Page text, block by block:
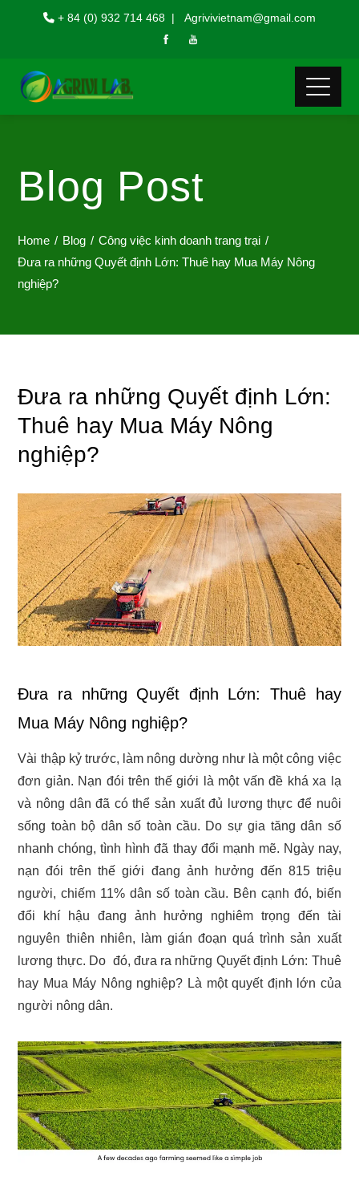
+ 84 (0) 932 714 468 | Agrivivietnam@gmail.com
Blog Post
Home Blog
Công việc kinh doanh trang trại
Đưa ra những Quyết định Lớn: Thuê hay Mua Máy Nông
nghiệp?
Đưa ra những Quyết định Lớn:
Thuê hay Mua Máy Nông
nghiệp?
Đưa ra những Quyết định Lớn: Thuê hay
Mua Máy Nông nghiệp?
Vài thập kỷ trước, làm nông dường như là một công việc
đơn giản. Nạn đói trên thế giới là một vấn đề khá xa lạ
và nông dân đã có thể sản xuất đủ lương thực để nuôi
sống toàn bộ dân số toàn cầu. Do sự gia tăng dân số
nhanh chóng, tình hình đã thay đổi mạnh mẽ. Ngày nay,
nạn đói trên thế giới đang ảnh hưởng đến 815 triệu
người, chiếm 11% dân số toàn cầu. Bên cạnh đó, biến
đổi khí hậu đang ảnh hưởng nghiêm trọng đến tài
nguyên thiên nhiên, làm gián đoạn quá trình sản xuất
lương thực. Do đó, đưa ra những Quyết định Lớn: Thuê
hay Mua Máy Nông nghiệp? Là một quyết định lớn của
người nông dân.